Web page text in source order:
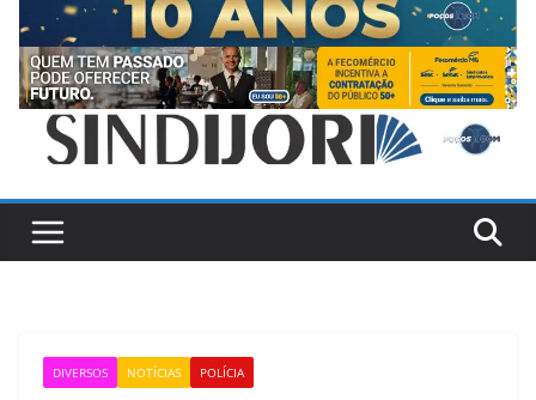
DIVERSOS NOTÍCIAS POLÍCIA